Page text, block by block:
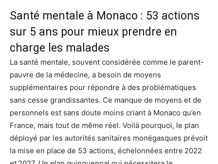
Santé mentale à Monaco : 53 actions
sur 5 ans pour mieux prendre en
charge les malades
La santé mentale, souvent considérée comme le parent-
pauvre de la médecine, a besoin de moyens
supplémentaires pour répondre à des problématiques
sans cesse grandissantes. Ce manque de moyens et de
personnels est sans doute moins criant à Monaco qu’en
France, mais tout de même réel. Voilà pourquoi, le plan
déployé par les autorités sanitaires monégasques prévoit
la mise en place de 53 actions, échelonnées entre 2022